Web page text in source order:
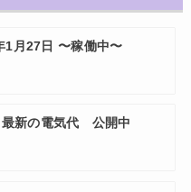
月27日 〜稼働中〜
最新の電気代 公開中